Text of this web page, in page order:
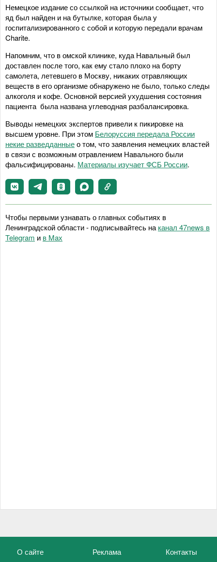
Немецкое издание со ссылкой на источники сообщает, что
яд был найден и на бутылке, которая была у
госпитализированного с собой и которую передали врачам
Charite.
Напомним, что в омской клинике, куда Навальный был
доставлен после того, как ему стало плохо на борту
самолета, летевшего в Москву, никаких отравляющих
веществ в его организме обнаружено не было, только следы
алкоголя и кофе. Основной версией ухудшения состояния
пациента была названа углеводная разбалансировка.
Выводы немецких экспертов привели к пикировке на
высшем уровне. При этом Белоруссия передала России
некие разведданныео том, что заявления немецких властей
в связи с возможным отравлением Навального были
фальсифицированы. Материалы изучает ФСБ России.
Чтобы первыми узнавать о главных событиях в
Ленинградской области - подписывайтесь на канал 47news в
Telegram и в Maх
О сайте Реклама Контакты